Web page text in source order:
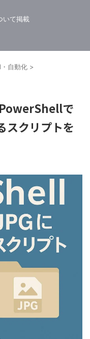
いて掲載
自動化 >
で
スクリプトを